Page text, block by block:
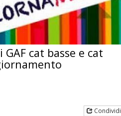
cat basse e cat
Condividi